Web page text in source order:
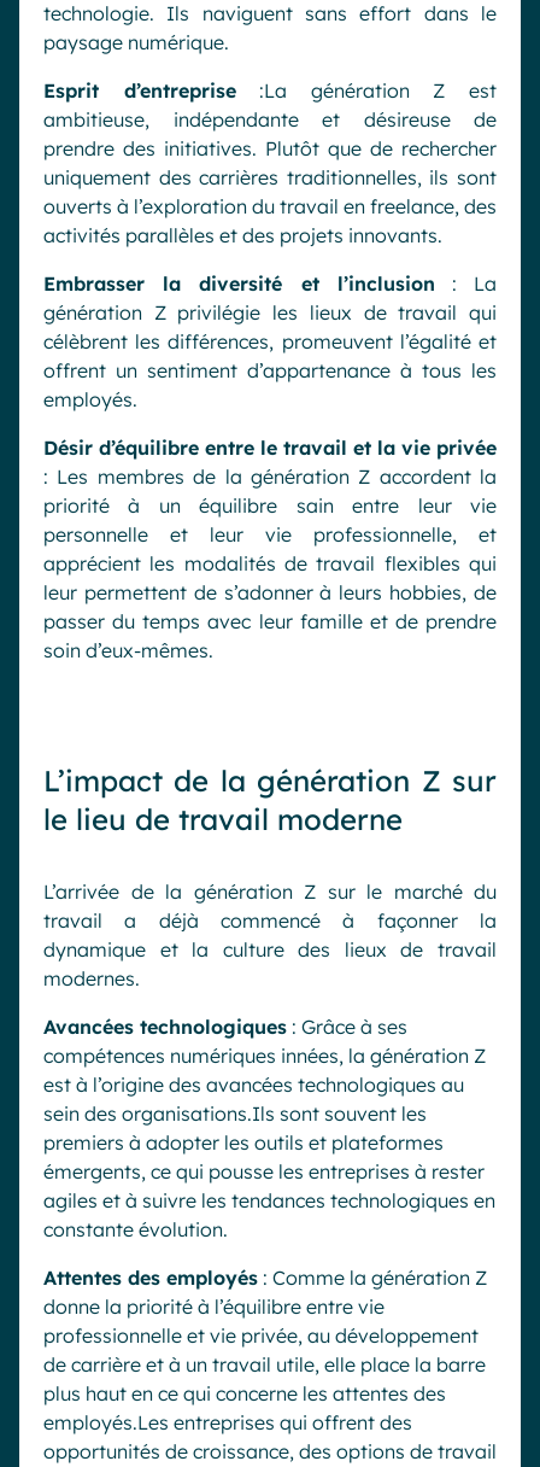
technologie. Ils naviguent sans effort dans le
paysage numérique.
Esprit d’entreprise:La génération Z est
ambitieuse, indépendante et désireuse de
prendre des initiatives. Plutôt que de rechercher
uniquement des carrières traditionnelles, ils sont
ouverts à l’exploration du travail en freelance, des
activités parallèles et des projets innovants.
Embrasser la diversité et l’inclusion : La
génération Z privilégie les lieux de travail qui
célèbrent les différences, promeuvent l’égalité et
offrent un sentiment d’appartenance à tous les
employés.
Désir d’équilibre entre le travail et la vie privée
: Les membres de la génération Z accordent la
priorité à un équilibre sain entre leur vie
personnelle et leur vie professionnelle, et
apprécient les modalités de travail flexibles qui
leur permettent de s’adonner à leurs hobbies, de
passer du temps avec leur famille et de prendre
soin d’eux-mêmes.
L’impact de la génération Z sur
le lieu de travail moderne
L’arrivée de la génération Z sur le marché du
travail a déjà commencé à façonner la
dynamique et la culture des lieux de travail
modernes.
Avancées technologiques : Grâce à ses
compétences numériques innées, la génération Z
est à l’origine des avancées technologiques au
sein des organisations.Ils sont souvent les
premiers à adopter les outils et plateformes
émergents, ce qui pousse les entreprises à rester
agiles et à suivre les tendances technologiques en
constante évolution.
Attentes des employés : Comme la génération Z
donne la priorité à l’équilibre entre vie
professionnelle et vie privée, au développement
de carrière et à un travail utile, elle place la barre
plus haut en ce qui concerne les attentes des
employés.Les entreprises qui offrent des
opportunités de croissance, des options de travail